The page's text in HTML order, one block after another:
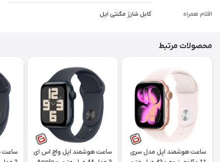
اقلام همراه کابل شارژ مگنتی اپل
محصولات مرتبط
ساعت هوشمند اپل مدل سری
ساعت هوشمند اپل واچ اس ای
ساعت